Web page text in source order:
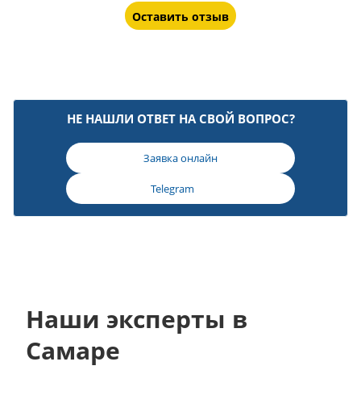
Оставить отзыв
НЕ НАШЛИ ОТВЕТ НА СВОЙ ВОПРОС?
Заявка онлайн
Telegram
Наши эксперты в
Самаре